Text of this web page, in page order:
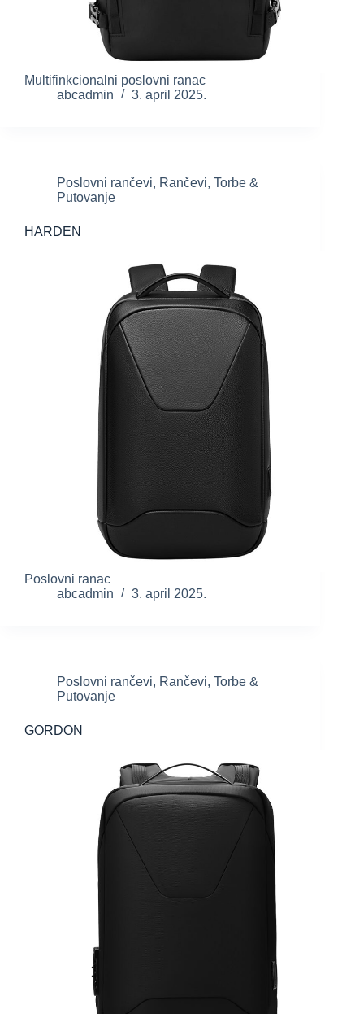
Multifinkcionalni poslovni ranac
abcadmin
3. april 2025.
Poslovni rančevi, Rančevi, Torbe &
Putovanje
HARDEN
Poslovni ranac
abcadmin
3. april 2025.
Poslovni rančevi, Rančevi, Torbe &
Putovanje
GORDON